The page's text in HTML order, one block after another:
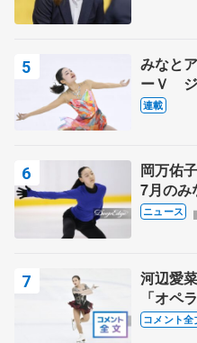
みなと
ーＶ ジ
田麻央
連載
岡万佑
7月のみ
で
ニュース
河辺愛
「オペ
ー】
コメント全